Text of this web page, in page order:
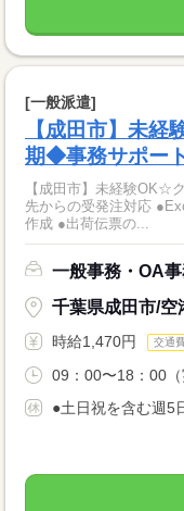
[一般派遣]
【成田市】未
期◆事務サポー
【成田市】未経験OK☆
先からの受発注対応
作成 ●出荷伝票の...
一般事務・OA
千葉県成田市/空
時給1,470円 交通
09：00〜18：00（
●土日祝を含む週5